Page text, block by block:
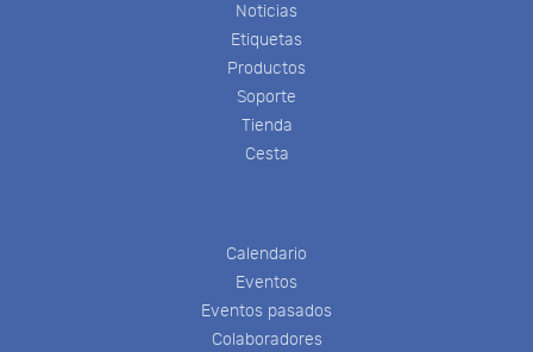
Noticias
Etiquetas
Productos
Soporte
Tienda
Cesta
Calendario
Eventos
Eventos pasados
Colaboradores